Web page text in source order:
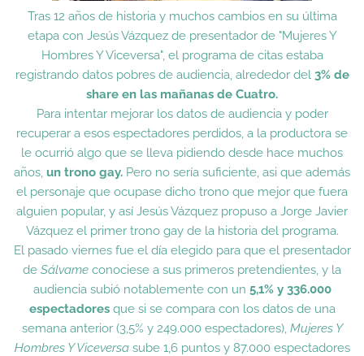
Tras 12 años de historia y muchos cambios en su última
etapa con Jesús Vázquez de presentador de "Mujeres Y
Hombres Y Viceversa", el programa de citas estaba
registrando datos pobres de audiencia, alrededor del 3% de
share en las mañanas de Cuatro.
Para intentar mejorar los datos de audiencia y poder
recuperar a esos espectadores perdidos, a la productora se
le ocurrió algo que se lleva pidiendo desde hace muchos
años, un trono gay. Pero no sería suficiente, asi que además
el personaje que ocupase dicho trono que mejor que fuera
alguien popular, y así Jesús Vázquez propuso a Jorge Javier
Vázquez el primer trono gay de la historia del programa.
El pasado viernes fue el día elegido para que el presentador
de Sálvame conociese a sus primeros pretendientes, y la
audiencia subió notablemente con un 5,1% y 336.000
espectadores que si se compara con los datos de una
semana anterior (3,5% y 249.000 espectadores), Mujeres Y
Hombres Y Viceversa sube 1,6 puntos y 87.000 espectadores